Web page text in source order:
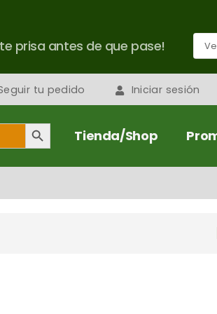
prisa antes de que pase!
tu pedido Iniciar sesión
Botón de búsqueda
Tienda/Shop